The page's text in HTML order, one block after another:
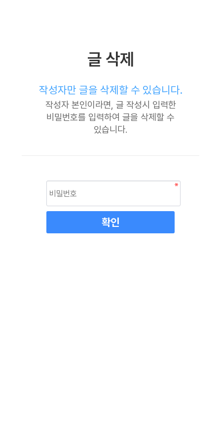
글 삭제
작성자만 글을 삭제할 수 있습니다.
작성자 본인이라면, 글 작성시 입력한
비밀번호를 입력하여 글을 삭제할 수
있습니다.